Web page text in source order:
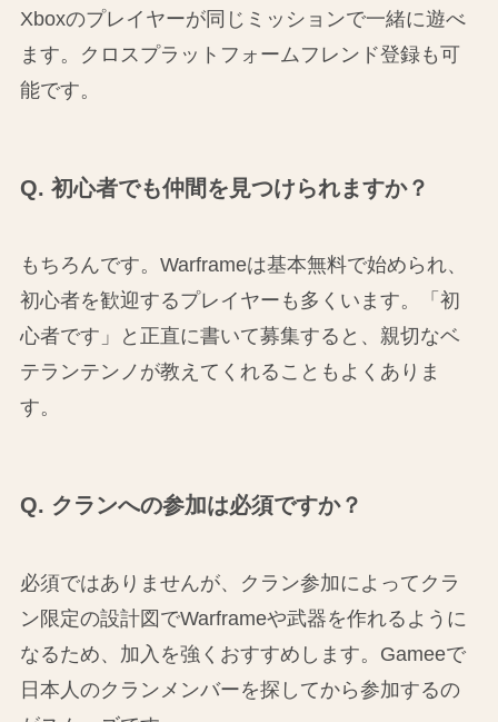
Xboxのプレイヤーが同じミッションで一緒に遊べ
ます。クロスプラットフォームフレンド登録も可
能です。
Q. 初心者でも仲間を見つけられますか？
もちろんです。Warframeは基本無料で始められ、
初心者を歓迎するプレイヤーも多くいます。「初
心者です」と正直に書いて募集すると、親切なベ
テランテンノが教えてくれることもよくありま
す。
Q. クランへの参加は必須ですか？
必須ではありませんが、クラン参加によってクラ
ン限定の設計図でWarframeや武器を作れるように
なるため、加入を強くおすすめします。Gameeで
日本人のクランメンバーを探してから参加するの